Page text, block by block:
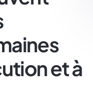
et à